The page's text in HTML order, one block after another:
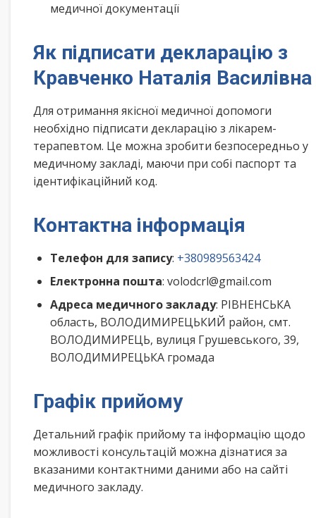
медичної документації
Як підписати декларацію з
Кравченко Наталія Василівна
Для отримання якісної медичної допомоги
необхідно підписати декларацію з лікарем-
терапевтом. Це можна зробити безпосередньо у
медичному закладі, маючи при собі паспорт та
ідентифікаційний код.
Контактна інформація
Телефон для запису: +380989563424
Електронна пошта: volodcrl@gmail.com
Адреса медичного закладу: РІВНЕНСЬКА
область, ВОЛОДИМИРЕЦЬКИЙ район, смт.
ВОЛОДИМИРЕЦЬ, вулиця Грушевського, 39,
ВОЛОДИМИРЕЦЬКА громада
Графік прийому
Детальний графік прийому та інформацію щодо
можливості консультацій можна дізнатися за
вказаними контактними даними або на сайті
медичного закладу.